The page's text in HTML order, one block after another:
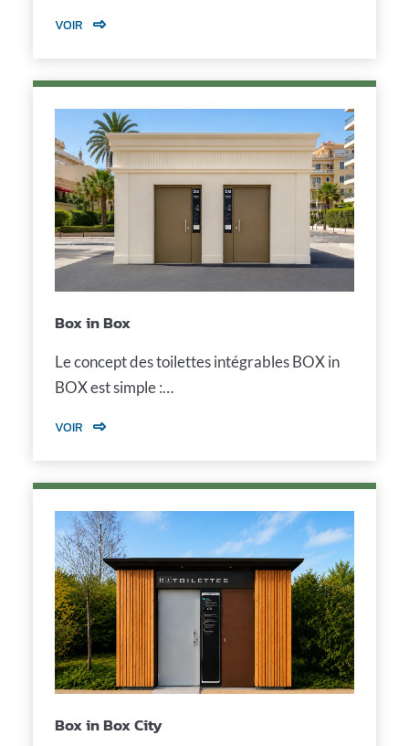
VOIR
Box in Box
Le concept des toilettes intégrables BOX in
BOX est simple :…
VOIR
Box in Box City